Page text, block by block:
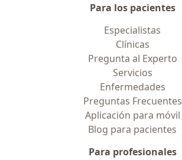
Para los pacientes
Especialistas
Clínicas
Pregunta al Experto
Servicios
Enfermedades
Preguntas Frecuentes
Aplicación para móvil
Blog para pacientes
Para profesionales